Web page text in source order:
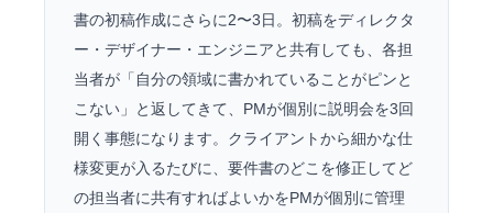
書の初稿作成にさらに2〜3日。初稿をディレクタ
ー・デザイナー・エンジニアと共有しても、各担
当者が「自分の領域に書かれていることがピンと
こない」と返してきて、PMが個別に説明会を3回
開く事態になります。クライアントから細かな仕
様変更が入るたびに、要件書のどこを修正してど
の担当者に共有すればよいかをPMが個別に管理